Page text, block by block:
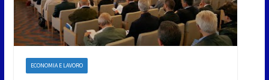
ECONOMIA E LAVORO